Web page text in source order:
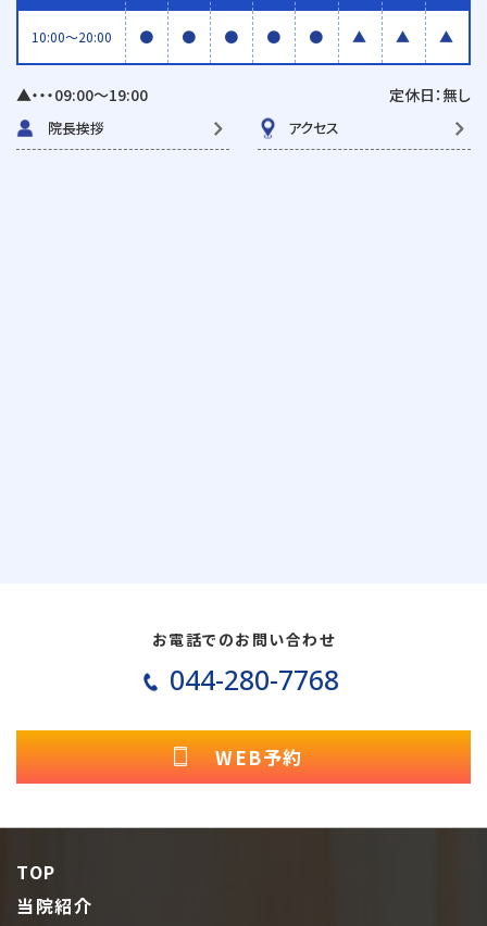
10:00〜20:00 ● ● ● ● ● ▲ ▲ ▲
▲・・・09:00〜19:00 定休日：無し
院長挨拶 アクセス
お電話でのお問い合わせ
044-280-7768
WEB予約
TOP
当院紹介